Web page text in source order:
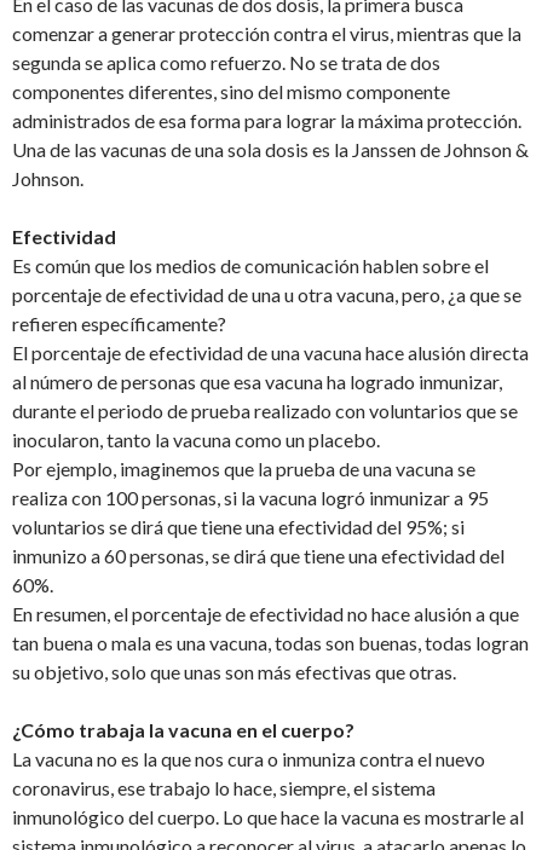
comenzar a generar protección contra el virus, mientras que la
segunda se aplica como refuerzo. No se trata de dos
componentes diferentes, sino del mismo componente
administrados de esa forma para lograr la máxima protección.
Una de las vacunas de una sola dosis es la Janssen de Johnson &
Johnson.
Efectividad
Es común que los medios de comunicación hablen sobre el
porcentaje de efectividad de una u otra vacuna, pero, ¿a que se
refieren específicamente?
El porcentaje de efectividad de una vacuna hace alusión directa
al número de personas que esa vacuna ha logrado inmunizar,
durante el periodo de prueba realizado con voluntarios que se
inocularon, tanto la vacuna como un placebo.
Por ejemplo, imaginemos que la prueba de una vacuna se
realiza con 100 personas, si la vacuna logró inmunizar a 95
voluntarios se dirá que tiene una efectividad del 95%; si
inmunizo a 60 personas, se dirá que tiene una efectividad del
60%.
En resumen, el porcentaje de efectividad no hace alusión a que
tan buena o mala es una vacuna, todas son buenas, todas logran
su objetivo, solo que unas son más efectivas que otras.
¿Cómo trabaja la vacuna en el cuerpo?
La vacuna no es la que nos cura o inmuniza contra el nuevo
coronavirus, ese trabajo lo hace, siempre, el sistema
inmunológico del cuerpo. Lo que hace la vacuna es mostrarle al
sistema inmunológico a reconocer al virus, a atacarlo apenas lo